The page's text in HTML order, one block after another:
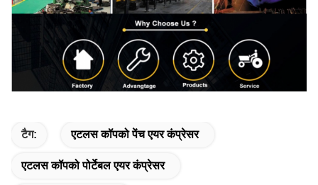
टैग: एटलस कॉपको पेंच एयर कंप्रेसर
एटलस कॉपको पोर्टेबल एयर कंप्रेसर